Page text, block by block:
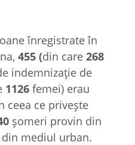
înregistrate în
455 (din care 268
indemnizaţie de
1126 femei) erau
ceea ce privește
șomeri provin din
mediul urban.